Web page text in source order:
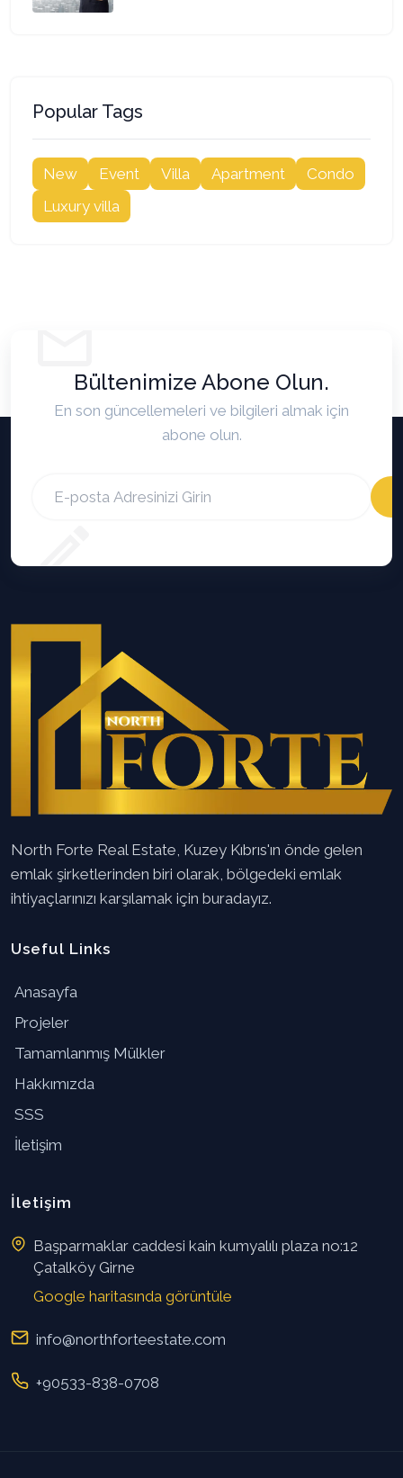
Popular Tags
New Event Villa Apartment
Condo
Luxury villa
Bültenimize Abone Olun.
En son güncellemeleri ve bilgileri almak için
abone olun.
North Forte Real Estate, Kuzey Kıbrıs'ın önde gelen
emlak şirketlerinden biri olarak, bölgedeki emlak
ihtiyaçlarınızı karşılamak için buradayız.
Useful Links
Anasayfa
Projeler
Tamamlanmış Mülkler
Hakkımızda
SSS
İletişim
İletişim
Başparmaklar caddesi kain kumyalılı plaza no:12
Çatalköy Girne
Google haritasında görüntüle
info@northforteestate.com
+90533-838-0708